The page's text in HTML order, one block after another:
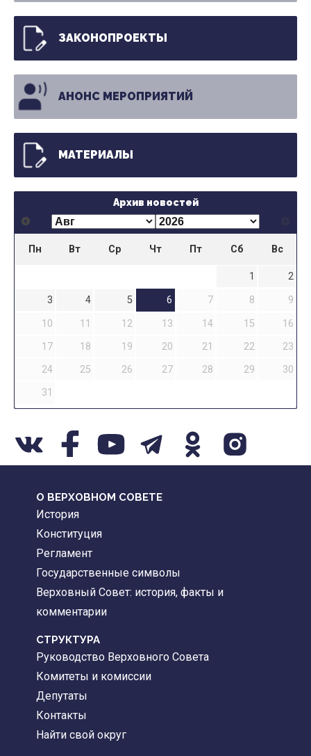
ЗАКОНОПРОЕКТЫ
АНОНС МЕРОПРИЯТИЙ
МАТЕРИАЛЫ
Архив новостей
Пн Вт Ср Чт Пт Сб Вс
1
2
3
4 5 6 7 8
9
10
11 12 13 14 15
16
17
18 19 20 21 22
23
24
25 26 27 28 29
30
31
О ВЕРХОВНОМ СОВЕТЕ
История
Конституция
Регламент
Государственные символы
Верховный Совет: история, факты и
комментарии
CТРУКТУРА
Руководство Верховного Совета
Комитеты и комиссии
Депутаты
Контакты
Найти свой округ